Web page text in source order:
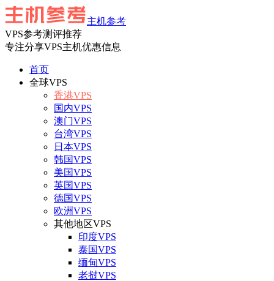
主机参考
VPS参考测评推荐
专注分享VPS主机优惠信息
首页
全球VPS
香港VPS
国内VPS
澳门VPS
台湾VPS
日本VPS
韩国VPS
美国VPS
英国VPS
德国VPS
欧洲VPS
其他地区VPS
印度VPS
泰国VPS
缅甸VPS
老挝VPS